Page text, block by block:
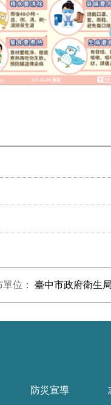
位： 臺中市政府衛生局
防災宣導